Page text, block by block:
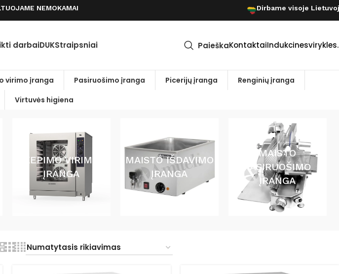
NEMOKAMAI Dirbame visoje
darbaiDUKStraipsniai PaieškaKontaktai
virimo įranga Pasiruošimo įranga Picerijų įranga
Renginių įranga
Virtuvės higiena
KEPIMO VIRIMO
ĮRANGA
MAISTO IŠDAVIMO
ĮRANGA
MAISTO
PASIRUOŠIMO
ĮRANGA